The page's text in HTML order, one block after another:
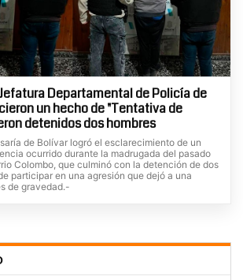
Departamental de Policía de
un hecho de "Tentativa de
detenidos dos hombres
de Bolívar logró el esclarecimiento de un
ocurrido durante la madrugada del pasado
Colombo, que culminó con la detención de dos
participar en una agresión que dejó a una
de gravedad.-